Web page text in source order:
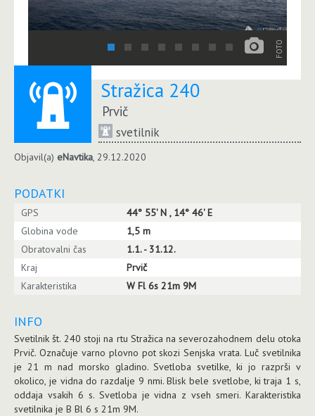
FOTO
Stražica 240
Prvič
svetilnik
Objavil(a) eNavtika, 29.12.2020
PODATKI
GPS
44° 55' N , 14° 46' E
Globina vode
1,5 m
Obratovalni čas
1.1. - 31.12.
Kraj
Prvič
Karakteristika
W Fl 6s 21m 9M
INFO
Svetilnik št. 240 stoji na rtu Stražica na severozahodnem delu otoka
Prvič. Označuje varno plovno pot skozi Senjska vrata. Luč svetilnika
je 21 m nad morsko gladino. Svetloba svetilke, ki jo razprši v
okolico, je vidna do razdalje 9 nmi. Blisk bele svetlobe, ki traja 1 s,
oddaja vsakih 6 s. Svetloba je vidna z vseh smeri. Karakteristika
svetilnika je B Bl 6 s 21m 9M.